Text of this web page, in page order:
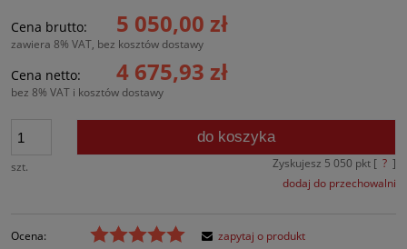
Cena brutto: 5 050,00 zł
zawiera 8% VAT, bez kosztów dostawy
Cena netto: 4 675,93 zł
bez 8% VAT i kosztów dostawy
szt.
do koszyka
Zyskujesz 5 050 pkt [ ? ]
dodaj do przechowalni
Ocena:
zapytaj o produkt